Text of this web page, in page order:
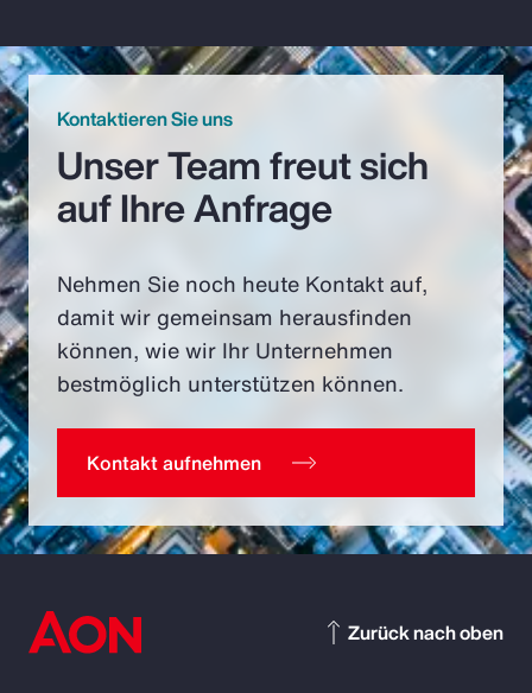
Kontaktieren Sie uns
Unser Team freut sich
auf Ihre Anfrage
Nehmen Sie noch heute Kontakt auf,
damit wir gemeinsam herausfinden
können, wie wir Ihr Unternehmen
bestmöglich unterstützen können.
Kontakt aufnehmen
Zurück nach oben